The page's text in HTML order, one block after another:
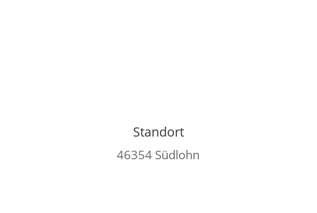
Standort
46354 Südlohn